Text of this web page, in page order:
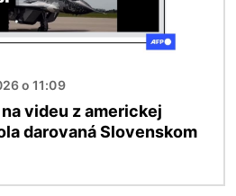
o 11:09
videu z americkej
darovaná Slovenskom